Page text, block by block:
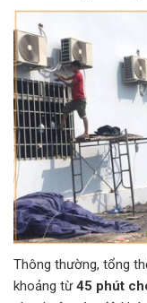
Thông thường, tổng
khoảng từ45 phút